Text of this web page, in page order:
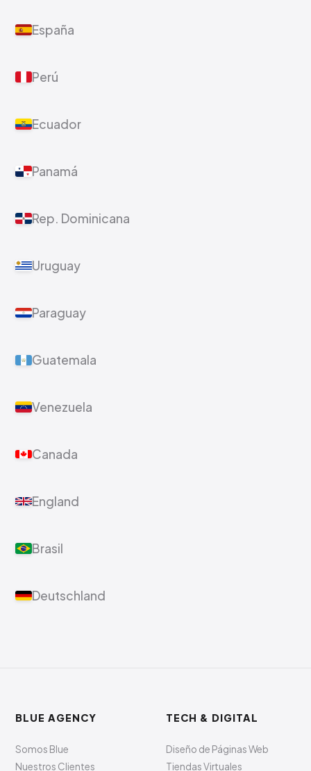
España
Perú
Ecuador
Panamá
Rep. Dominicana
Uruguay
Paraguay
Guatemala
Venezuela
Canada
England
Brasil
Deutschland
BLUE AGENCY
Somos Blue
Nuestros Clientes
TECH & DIGITAL
Diseño de Páginas Web
Tiendas Virtuales